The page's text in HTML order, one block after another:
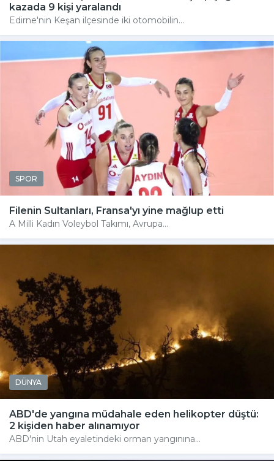
kazada 9 kişi yaralandı
Edirne'nin Keşan ilçesinde iki otomobilin...
SPOR
Filenin Sultanları, Fransa'yı yine mağlup etti
A Milli Kadın Voleybol Takımı, Avrupa...
DÜNYA
ABD'de yangına müdahale eden helikopter düştü:
2 kişiden haber alınamıyor
ABD'nin Utah eyaletindeki orman yangınına...